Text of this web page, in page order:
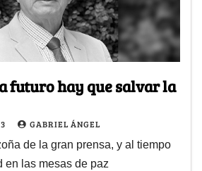
futuro hay que salvar la
GABRIEL ÁNGEL
de la gran prensa, y al tiempo
en las mesas de paz